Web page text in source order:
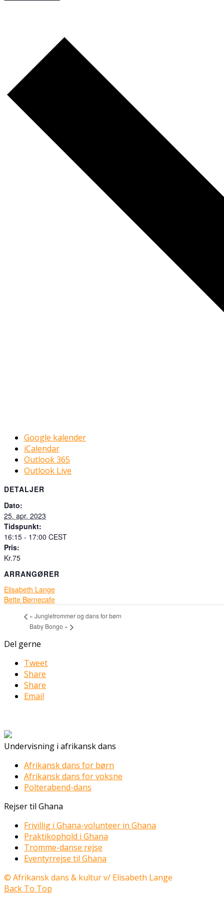
Google kalender
iCalendar
Outlook 365
Outlook Live
DETALJER
Dato:
25. apr. 2023
Tidspunkt:
16:15 - 17:00 CEST
Pris:
Kr.75
ARRANGØRER
Elisabeth Lange
Bette Børnecafe
« Jungletrommer og dans for børn
Baby Bongo »
Del gerne
Tweet
Share
Share
Email
Undervisning i afrikansk dans
Afrikansk dans for børn
Afrikansk dans for voksne
Polterabend-dans
Rejser til Ghana
Frivillig i Ghana-volunteer in Ghana
Praktikophold i Ghana
Tromme-danse rejse
Eventyrrejse til Ghana
© Afrikansk dans & kultur v/ Elisabeth Lange
Back To Top